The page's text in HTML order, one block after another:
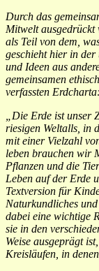
Durch das
Mitwelt ausgedrückt
als Teil von dem,
geschieht hier in
und Ideen aus
gemeinsamen
verfassten Erdcharta:
„Die Erde ist unser
riesigen Weltalls, in
mit einer Vielzahl
leben brauchen wir
Pflanzen und die
Leben auf der Erde
Textversion für
Naturkundliches
dabei eine wichtige
sie in den
Weise ausgeprägt
Kreisläufen, in